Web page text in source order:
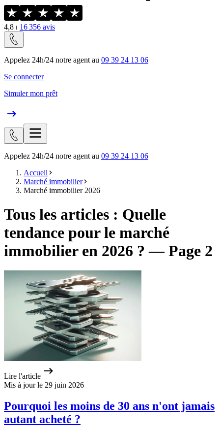
4,8 ⏐ 16 356 avis
Appelez 24h/24 notre agent au 09 39 24 13 06
Se connecter
Simuler mon prêt
Appelez 24h/24 notre agent au 09 39 24 13 06
Accueil
Marché immobilier
Marché immobilier 2026
Tous les articles : Quelle
tendance pour le marché
immobilier en 2026 ? — Page 2
Lire l'article
Mis à jour le 29 juin 2026
Pourquoi les moins de 30 ans n'ont jamais
autant acheté ?